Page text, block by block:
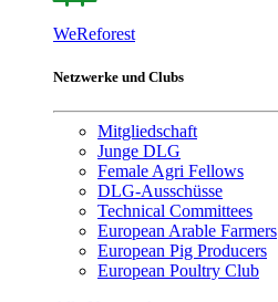
WeReforest
Netzwerke und Clubs
Mitgliedschaft
Junge DLG
Female Agri Fellows
DLG-Ausschüsse
Technical Committees
European Arable Farmers
European Pig Producers
European Poultry Club